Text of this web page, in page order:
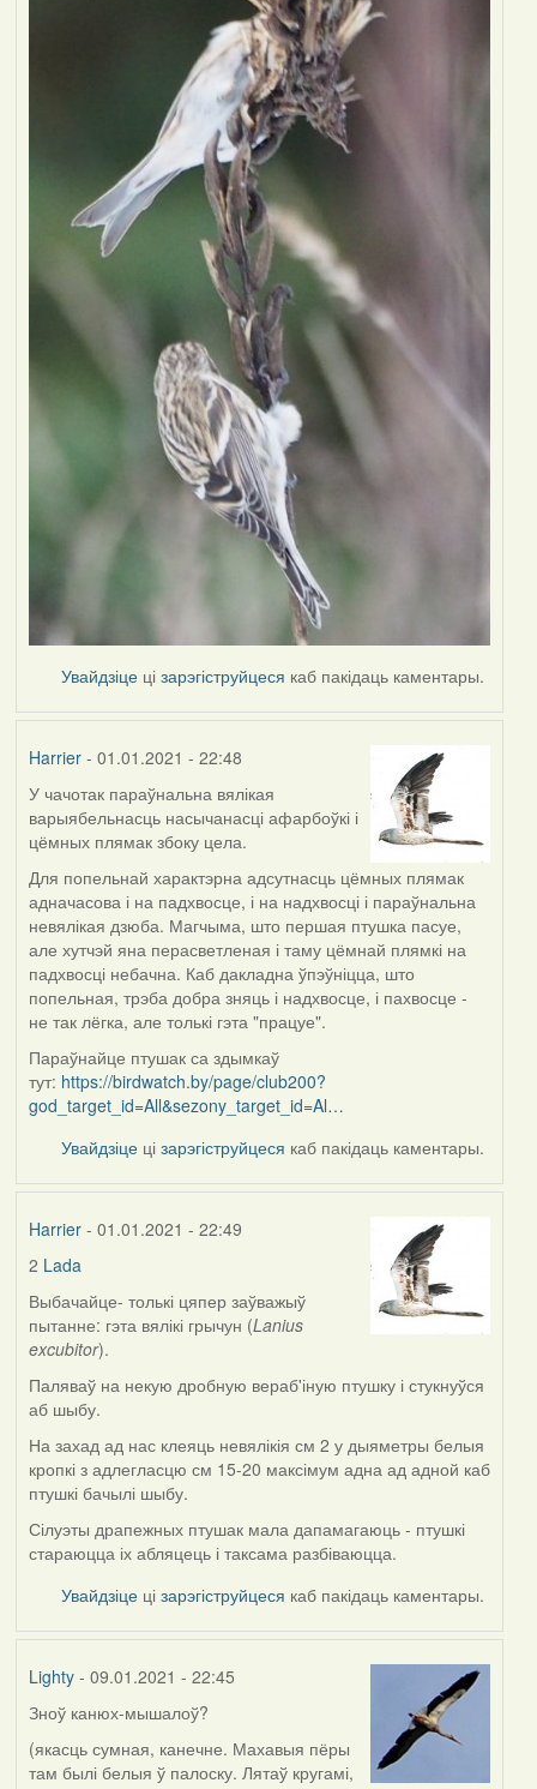
Увайдзіце цізарэгіструйцеся каб пакідаць каментары.
Harrier- 01.01.2021 - 22:48
In
reply
to
by
Lighty
У чачотак параўнальна вялікая
варыябельнасць насычанасці афарбоўкі і
цёмных плямак збоку цела.
Для попельнай характэрна адсутнасць цёмных плямак
адначасова і на падхвосце, і на надхвосці і параўнальна
невялікая дзюба. Магчыма, што першая птушка пасуе,
але хутчэй яна перасветленая і таму цёмнай плямкі на
падхвосці небачна. Каб дакладна ўпэўніцца, што
попельная, трэба добра зняць і надхвосце, і пахвосце -
не так лёгка, але толькі гэта "працуе".
Параўнайце птушак са здымкаў
тут: https://birdwatch.by/page/club200?
god_target_id=All&sezony_target_id=Al…
Увайдзіце цізарэгіструйцеся каб пакідаць каментары.
Harrier- 01.01.2021 - 22:49
In
reply
to
by
2 Lada
Выбачайце- толькі цяпер заўважыў
пытанне: гэта вялікі грычун (Lanius
excubitor).
Паляваў на некую дробную вераб'іную птушку і стукнуўся
аб шыбу.
На захад ад нас клеяць невялікія см 2 у дыяметры белыя
кропкі з адлегласцю см 15-20 максімум адна ад адной каб
птушкі бачылі шыбу.
Сілуэты драпежных птушак мала дапамагаюць - птушкі
стараюцца іх абляцець і таксама разбіваюцца.
Увайдзіце цізарэгіструйцеся каб пакідаць каментары.
Lighty- 09.01.2021 - 22:45
Зноў канюх-мышалоў?
(якасць сумная, канечне. Махавыя пёры
там былі белыя ў палоску. Лятаў кругамі,